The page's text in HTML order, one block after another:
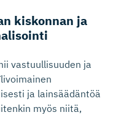
kiskonnan ja
vastuullisuuden ja
ja lainsäädäntöä
myös niitä,